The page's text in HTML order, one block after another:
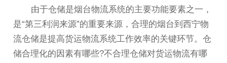
由于仓储是烟台物流系统的主要功能要素之一，
是“第三利润来源”的重要来源，合理的烟台到西宁物
流仓储是提高货运物流系统工作效率的关键环节。仓
储合理化的因素有哪些?不合理仓储对货运物流有哪